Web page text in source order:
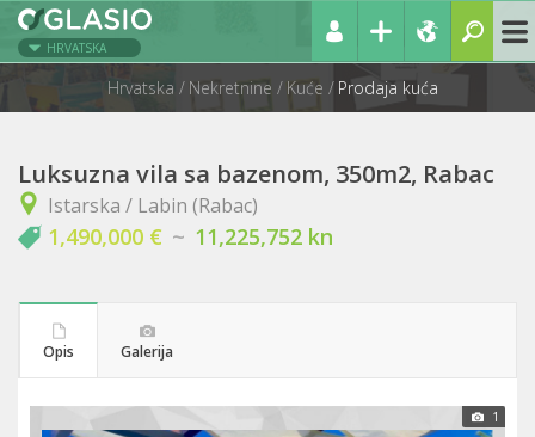
HRVATSKA
Hrvatska Nekretnine Kuće Prodaja kuća
Luksuzna vila sa bazenom, 350m2, Rabac
Istarska / Labin (Rabac)
1,490,000 € ~ 11,225,752 kn
Opis Galerija
1